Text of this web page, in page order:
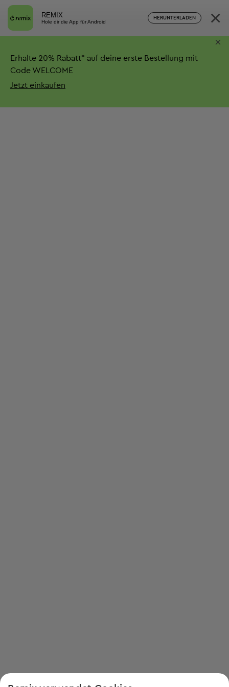
REMIX
Hole dir die App für Android
HERUNTERLADEN ×
Erhalte 20% Rabatt* auf deine erste Bestellung mit
Code WELCOME
Jetzt einkaufen
×